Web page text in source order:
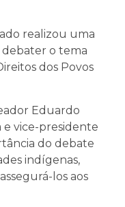
realizou uma
o tema
dos Povos
Eduardo
e vice-presidente
do debate
indígenas,
los aos